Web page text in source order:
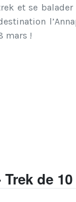
et se
mars !
Trek de